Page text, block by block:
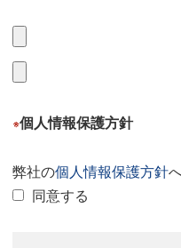
※個人情報保護方針
弊社の個人情報保護方針
同意する